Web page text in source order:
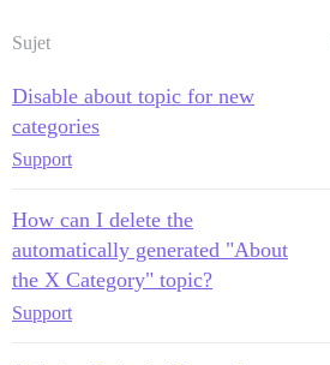
Sujet
Disable about topic for new
categories
Support
How can I delete the
automatically generated "About
the X Category" topic?
Support